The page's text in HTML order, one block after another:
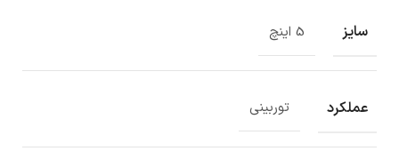
سایز 5 اینچ
عملکرد توربینی